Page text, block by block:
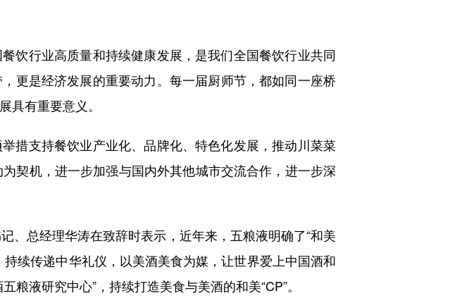
行业高质量和持续健康发展，是我们全国餐饮行业共同
更是经济发展的重要动力。每一届厨师节，都如同一座桥
有重要意义。
支持餐饮业产业化、品牌化、特色化发展，推动川菜菜
契机，进一步加强与国内外其他城市交流合作，进一步深
总经理华涛在致辞时表示，近年来，五粮液明确了“和美
续传递中华礼仪，以美酒美食为媒，让世界爱上中国酒和
液研究中心”，持续打造美食与美酒的和美“CP”。